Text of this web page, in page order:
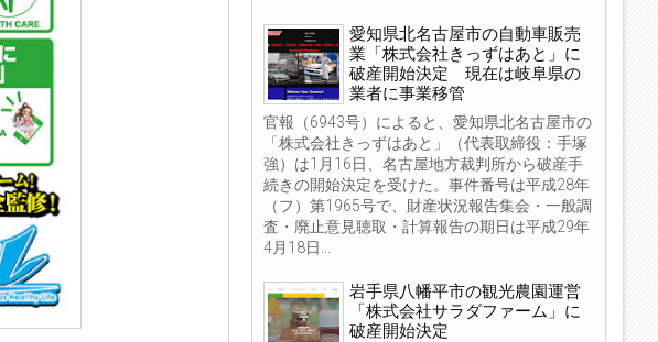
愛知県北名古屋市の自動車販売
業「株式会社きっずはあと」に
破産開始決定 現在は岐阜県の
業者に事業移管
官報（6943号）によると、愛知県北名古屋市の
「株式会社きっずはあと」（代表取締役：手塚
強）は1月16日、名古屋地方裁判所から破産手
続きの開始決定を受けた。事件番号は平成28年
（フ）第1965号で、財産状況報告集会・一般調
査・廃止意見聴取・計算報告の期日は平成29年
4月18日...
岩手県八幡平市の観光農園運営
「株式会社サラダファーム」に
破産開始決定